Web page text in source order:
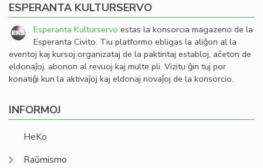
ESPERANTA KULTURSERVO
Esperanta Kulturservo estas la konsorcia magazeno de la
Esperanta Civito. Tiu platformo ebligas la aliĝon al la
eventoj kaj kursoj organizataj de la paktintaj establoj, aĉeton de
eldonaĵoj, abonon al revuoj kaj multe pli. Vizitu ĝin tuj por
konatiĝi kun la aktivaĵoj kaj eldonaj novaĵoj de la konsorcio.
INFORMOJ
HeKo
Raŭmismo